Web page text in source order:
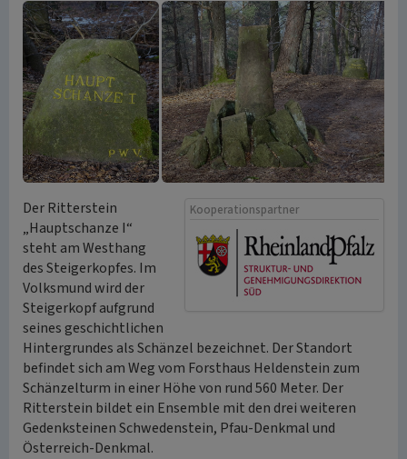
Kooperationspartner
Der Ritterstein
„Hauptschanze I“
steht am Westhang
des Steigerkopfes. Im
Volksmund wird der
Steigerkopf aufgrund
seines geschichtlichen
Hintergrundes als Schänzel bezeichnet. Der Standort
befindet sich am Weg vom Forsthaus Heldenstein zum
Schänzelturm in einer Höhe von rund 560 Meter. Der
Ritterstein bildet ein Ensemble mit den drei weiteren
Gedenksteinen Schwedenstein, Pfau-Denkmal und
Österreich-Denkmal.